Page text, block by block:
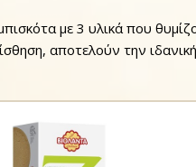
με 3 υλικά που
αποτελούν την